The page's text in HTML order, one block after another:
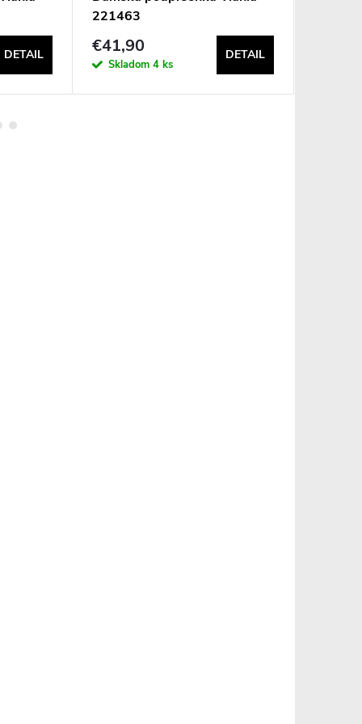
DETAIL
221463
€41,90
Skladom 4 ks
DETAIL